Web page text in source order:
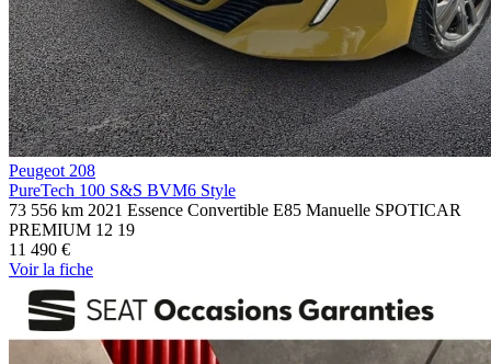
Peugeot 208
PureTech 100 S&S BVM6 Style
73 556 km 2021 Essence Convertible E85 Manuelle SPOTICAR
PREMIUM 12 19
11 490 €
Voirla fiche